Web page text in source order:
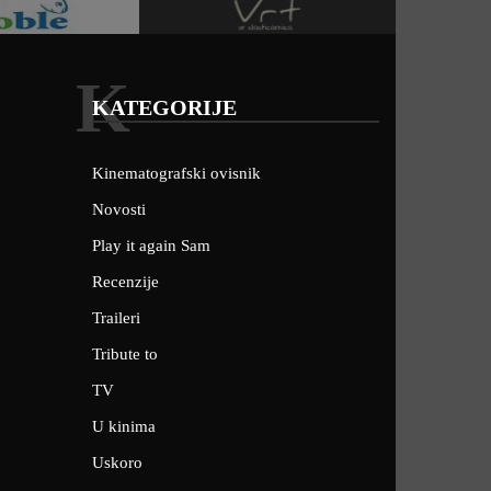
KATEGORIJE
K
Kinematografski ovisnik
Novosti
Play it again Sam
Recenzije
Traileri
Tribute to
TV
U kinima
Uskoro